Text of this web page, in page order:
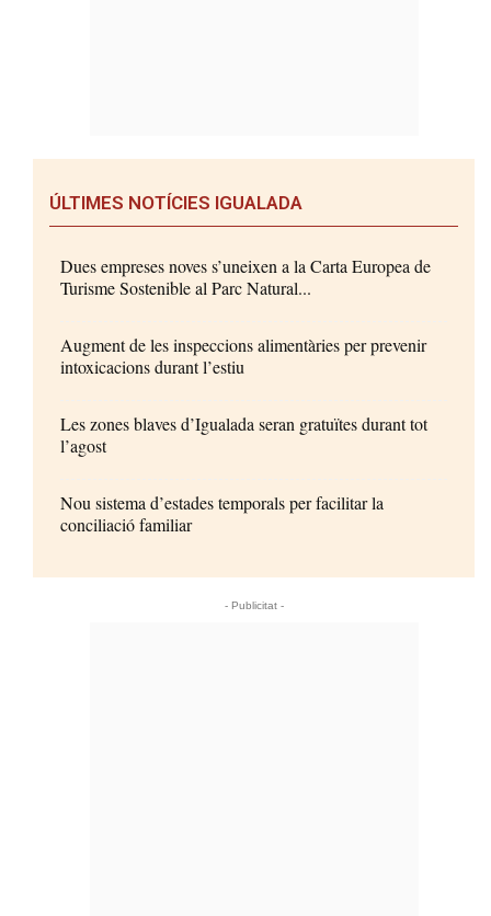
ÚLTIMES NOTÍCIES IGUALADA
Dues empreses noves s’uneixen a la Carta Europea de
Turisme Sostenible al Parc Natural...
Augment de les inspeccions alimentàries per prevenir
intoxicacions durant l’estiu
Les zones blaves d’Igualada seran gratuïtes durant tot
l’agost
Nou sistema d’estades temporals per facilitar la
conciliació familiar
- Publicitat -